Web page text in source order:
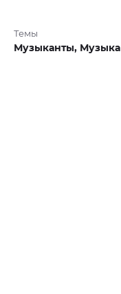
Темы
Музыканты, Музыка